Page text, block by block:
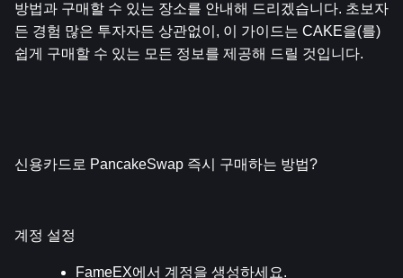
방법과 구매할 수 있는 장소를 안내해 드리겠습니다. 초보자
든 경험 많은 투자자든 상관없이, 이 가이드는 CAKE을(를)
쉽게 구매할 수 있는 모든 정보를 제공해 드릴 것입니다.
신용카드로 PancakeSwap 즉시 구매하는 방법?
계정 설정
FameEX에서 계정을 생성하세요.